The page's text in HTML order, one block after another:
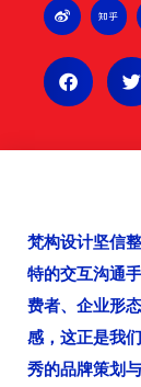
e
i
h
i
u
梵构设计坚信
特的交互沟通
费者、企业形
感，这正是我
秀的品牌策划